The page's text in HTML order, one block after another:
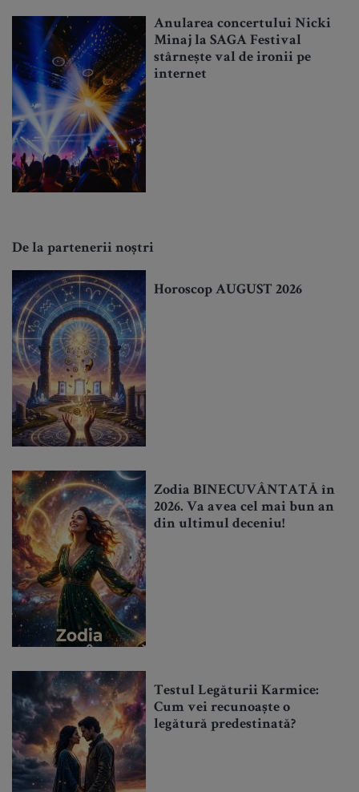
Anularea concertului Nicki
Minaj la SAGA Festival
stârnește val de ironii pe
internet
De la partenerii noștri
Horoscop AUGUST 2026
Zodia BINECUVÂNTATĂ în
2026. Va avea cel mai bun an
din ultimul deceniu!
Testul Legăturii Karmice:
Cum vei recunoaște o
legătură predestinată?